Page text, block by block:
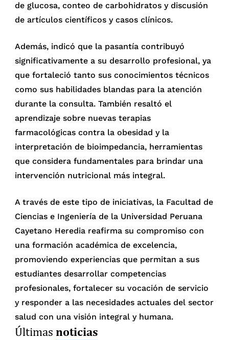
de glucosa, conteo de carbohidratos y discusión
de artículos científicos y casos clínicos.
Además, indicó que la pasantía contribuyó
significativamente a su desarrollo profesional, ya
que fortaleció tanto sus conocimientos técnicos
como sus habilidades blandas para la atención
durante la consulta. También resaltó el
aprendizaje sobre nuevas terapias
farmacológicas contra la obesidad y la
interpretación de bioimpedancia, herramientas
que considera fundamentales para brindar una
intervención nutricional más integral.
A través de este tipo de iniciativas, la Facultad de
Ciencias e Ingeniería de la Universidad Peruana
Cayetano Heredia reafirma su compromiso con
una formación académica de excelencia,
promoviendo experiencias que permitan a sus
estudiantes desarrollar competencias
profesionales, fortalecer su vocación de servicio
y responder a las necesidades actuales del sector
salud con una visión integral y humana.
Últimasnoticias